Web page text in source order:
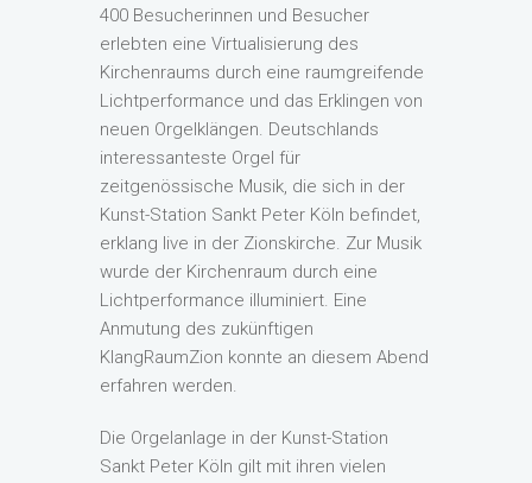
400 Besucherinnen und Besucher
erlebten eine Virtualisierung des
Kirchenraums durch eine raumgreifende
Lichtperformance und das Erklingen von
neuen Orgelklängen. Deutschlands
interessanteste Orgel für
zeitgenössische Musik, die sich in der
Kunst-Station Sankt Peter Köln befindet,
erklang live in der Zionskirche. Zur Musik
wurde der Kirchenraum durch eine
Lichtperformance illuminiert. Eine
Anmutung des zukünftigen
KlangRaumZion konnte an diesem Abend
erfahren werden.
Die Orgelanlage in der Kunst-Station
Sankt Peter Köln gilt mit ihren vielen